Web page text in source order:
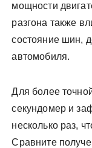
мощности
разгона также
состояние шин,
автомобиля.
Для более
секундомер и
несколько раз,
Сравните